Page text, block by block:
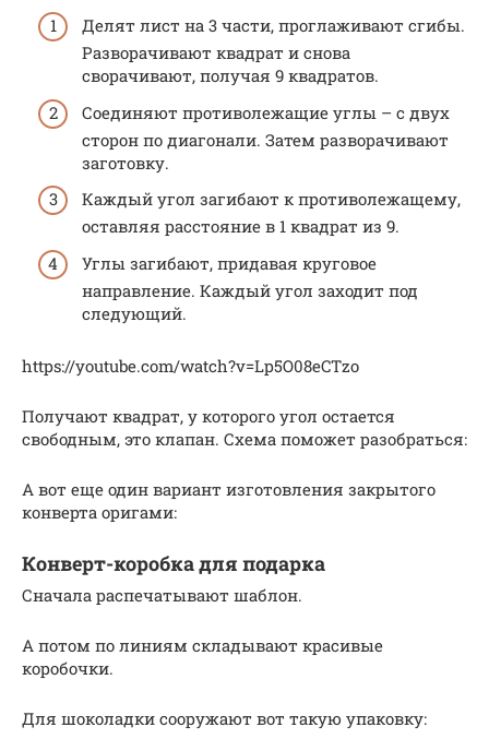
Делят лист на 3 части, проглаживают сгибы.
Разворачивают квадрат и снова
сворачивают, получая 9 квадратов.
Соединяют противолежащие углы – с двух
сторон по диагонали. Затем разворачивают
заготовку.
Каждый угол загибают к противолежащему,
оставляя расстояние в 1 квадрат из 9.
Углы загибают, придавая круговое
направление. Каждый угол заходит под
следующий.
https://youtube.com/watch?v=Lp5O08eCTzo
Получают квадрат, у которого угол остается
свободным, это клапан. Схема поможет разобраться:
А вот еще один вариант изготовления закрытого
конверта оригами:
Конверт-коробка для подарка
Сначала распечатывают шаблон.
А потом по линиям складывают красивые
коробочки.
Для шоколадки сооружают вот такую упаковку: